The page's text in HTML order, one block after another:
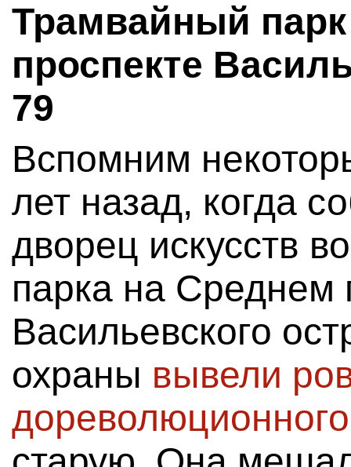
Трамвайный
проспекте
79
Вспомним
лет назад, когда
дворец искусств
парка на Среднем
Васильевского
охраны вывели